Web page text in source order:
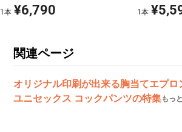
1 本 ¥6,790 1 本
関連ページ
オリジナル印刷が出来る胸当てエプロ
ユニセックス コックパンツの特集もっ